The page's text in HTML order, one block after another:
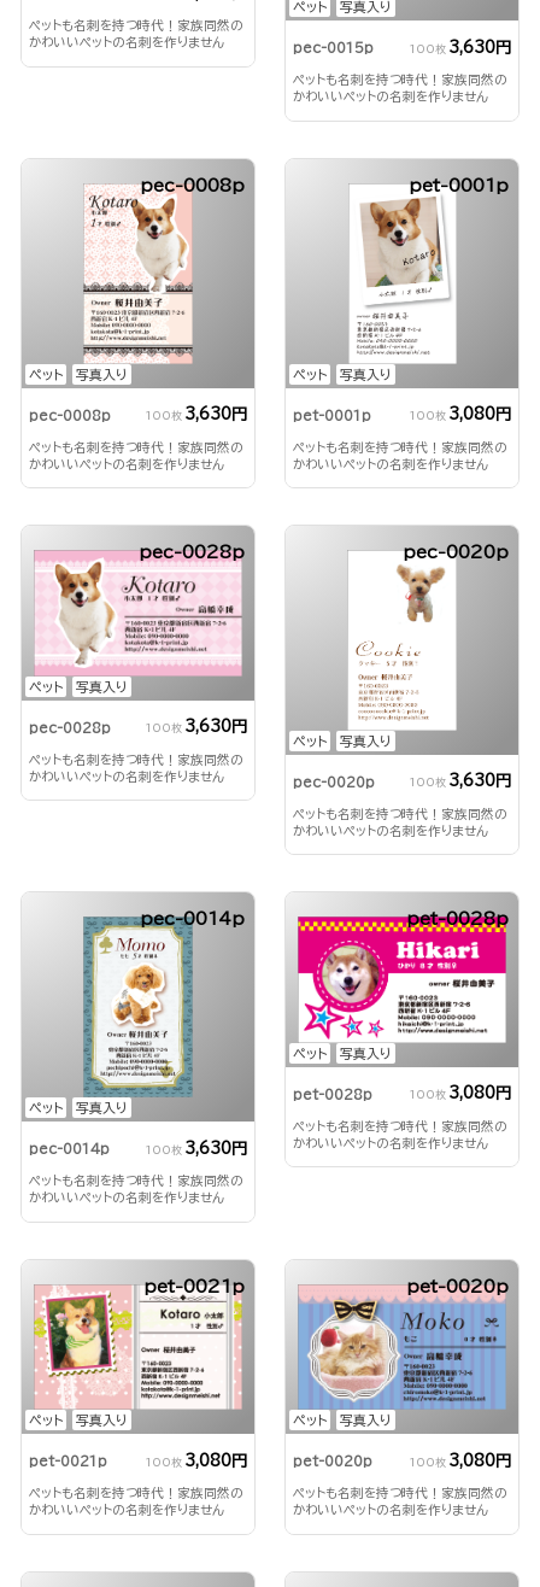
ペットも名刺を持つ時代！家族同然の
かわいいペットの名刺を作りません
ペット 写真入り
pec-0015p 100枚 3,630円
ペットも名刺を持つ時代！家族同然の
かわいいペットの名刺を作りません
ペット 写真入り
pec-0008p
pec-0008p 100枚 3,630円
ペットも名刺を持つ時代！家族同然の
かわいいペットの名刺を作りません
ペット 写真入り
pet-0001p
pet-0001p 100枚 3,080円
ペットも名刺を持つ時代！家族同然の
かわいいペットの名刺を作りません
ペット 写真入り
pec-0028p
pec-0028p 100枚 3,630円
ペットも名刺を持つ時代！家族同然の
かわいいペットの名刺を作りません
ペット 写真入り
pec-0020p
pec-0020p 100枚 3,630円
ペットも名刺を持つ時代！家族同然の
かわいいペットの名刺を作りません
ペット 写真入り
pec-0014p
pec-0014p 100枚 3,630円
ペットも名刺を持つ時代！家族同然の
かわいいペットの名刺を作りません
ペット 写真入り
pet-0028p
pet-0028p 100枚 3,080円
ペットも名刺を持つ時代！家族同然の
かわいいペットの名刺を作りません
ペット 写真入り
pet-0021p
pet-0021p 100枚 3,080円
ペットも名刺を持つ時代！家族同然の
かわいいペットの名刺を作りません
ペット 写真入り
pet-0020p
pet-0020p 100枚 3,080円
ペットも名刺を持つ時代！家族同然の
かわいいペットの名刺を作りません